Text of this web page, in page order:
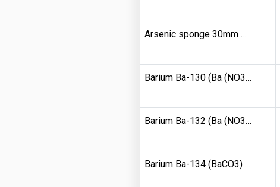
Arsenic sponge 30mm purity 9950000
Barium Ba-130 (Ba (NO3) 2) Clarity 376100
Barium Ba-132 (Ba (NO3) 2) Clarity 216600
Barium Ba-134 (BaCO3) Clarity 735300